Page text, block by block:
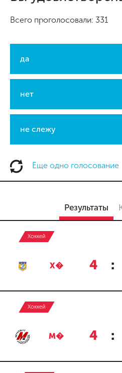
Всего проголосовали: 331
да
нет
не слежу
Еще одно голосование
Результаты
Хоккей
Х� 4 :
Хоккей
М� 4 :